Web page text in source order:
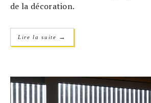
de la décoration.
Lire la suite →